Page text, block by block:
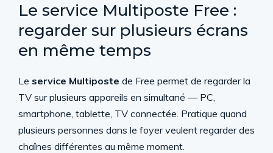
Le service Multiposte Free :
regarder sur plusieurs écrans
en même temps
Le service Multiposte de Free permet de regarder la
TV sur plusieurs appareils en simultané — PC,
smartphone, tablette, TV connectée. Pratique quand
plusieurs personnes dans le foyer veulent regarder des
chaînes différentes au même moment.